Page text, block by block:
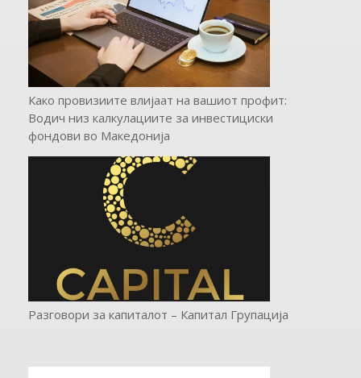
Како провизиите влијаат на вашиот профит:
Водич низ калкулациите за инвестициски
фондови во Mакедонија
Разговори за капиталот – Капитал Групација